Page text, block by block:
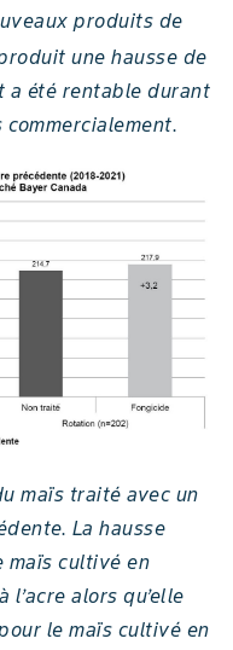
produits de
une hausse de
a été rentable durant
maïs traité avec un
La hausse
maïs cultivé en
alors qu’elle
le maïs cultivé en